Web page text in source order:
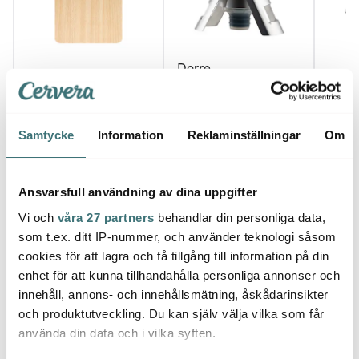
Samtycke Information Reklaminställningar Om
Ansvarsfull användning av dina uppgifter
Vi och våra 27 partners behandlar din personliga data,
som t.ex. ditt IP-nummer, och använder teknologi såsom
cookies för att lagra och få tillgång till information på din
enhet för att kunna tillhandahålla personliga annonser och
innehåll, annons- och innehållsmätning, åskådarinsikter
och produktutveckling. Du kan själv välja vilka som får
använda din data och i vilka syften.
Eppicotispai
Pizzaspade Björkträ
159 kr
Dorre
Champagneförslutare
62 kr 89 kr
Tefal
999
Låt dig inspireras av våra kunder